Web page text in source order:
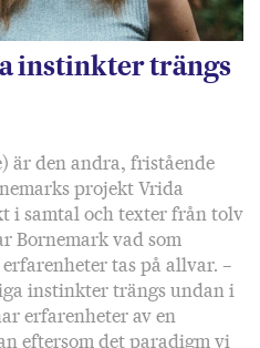
instinkter trängs
är den andra, fristående
projekt Vrida
i samtal och texter från tolv
Bornemark vad som
tas på allvar. –
instinkter trängs undan i
erfarenheter av en
eftersom det paradigm vi